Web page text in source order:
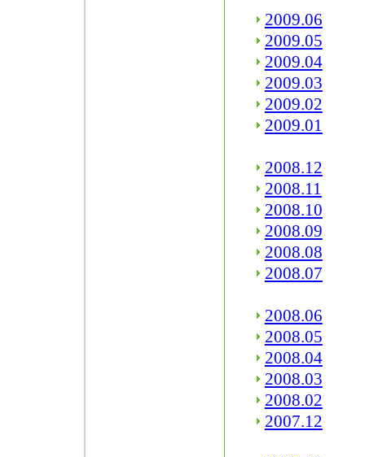
2009.06
2009.05
2009.04
2009.03
2009.02
2009.01
2008.12
2008.11
2008.10
2008.09
2008.08
2008.07
2008.06
2008.05
2008.04
2008.03
2008.02
2007.12